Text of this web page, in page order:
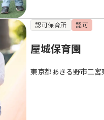
認可保育所 認可
屋城保育園
東京都あきる野市二宮